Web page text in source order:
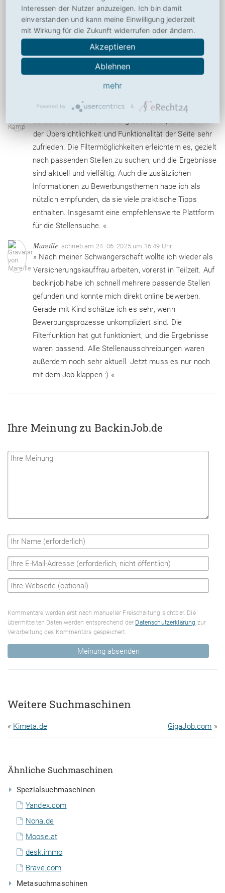
Zusätzlich bietet backinjob eine große Auswahl an
hilfreichen Artikeln rund ums Thema Bewerbungen,
Jobs und Karriere. Ich wollte mich noch einmal
erkundigen, wie man ein Bewerbungsanschreiben
passend auf eine Stelle schreibt. Ich habe die Seite
nun schon mehrfach weiterempfohlen. Vielen Dank! «
» Ich habe backinjob.de genutzt, um nach einer neuen
der Übersichtlichkeit und Funktionalität der Seite sehr
zufrieden. Die Filtermöglichkeiten erleichtern es, gezielt
nach passenden Stellen zu suchen, und die Ergebnisse
sind aktuell und vielfältig. Auch die zusätzlichen
Informationen zu Bewerbungsthemen habe ich als
nützlich empfunden, da sie viele praktische Tipps
enthalten. Insgesamt eine empfehlenswerte Plattform
für die Stellensuche. «
Mareille schrieb am 24. 06. 2025 um 16:49 Uhr:
» Nach meiner Schwangerschaft wollte ich wieder als
Versicherungskauffrau arbeiten, vorerst in Teilzeit. Auf
backinjob habe ich schnell mehrere passende Stellen
gefunden und konnte mich direkt online bewerben.
Gerade mit Kind schätze ich es sehr, wenn
Bewerbungsprozesse unkompliziert sind. Die
Filterfunktion hat gut funktioniert, und die Ergebnisse
waren passend. Alle Stellenausschreibungen waren
außerdem noch sehr aktuell. Jetzt muss es nur noch
mit dem Job klappen :) «
Ihre Meinung zu BackinJob.de
Kommentare werden erst nach manueller Freischaltung sichtbar. Die
übermittelten Daten werden entsprechend der Datenschutzerklärung zur
Verarbeitung des Kommentars gespeichert.
Meinung absenden
Weitere Suchmaschinen
« Kimeta.de GigaJob.com »
Ähnliche Suchmaschinen
Spezialsuchmaschinen
Yandex.com
Nona.de
Moose.at
desk.immo
Brave.com
Metasuchmaschinen
Interessen der Nutzer anzuzeigen. Ich bin damit
einverstanden und kann meine Einwilligung jederzeit
mit Wirkung für die Zukunft widerrufen oder ändern.
Akzeptieren
Ablehnen
mehr
Powered by &